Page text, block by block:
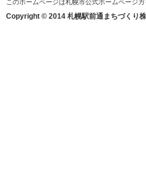
このホームページは札幌市公式ホームページ
Copyright © 2014 札幌駅前通まちづくり